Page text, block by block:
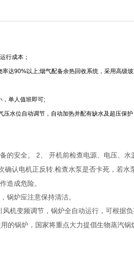
行成本；
率达90%以上;烟气配备余热回收系统，采用高级
，单人值班即可;
水位自动调节，自动加热并配有缺水及超压保护
的安全。 2、 开机前检查电源、电压、
确认电机正反转.检查水泵是否卡死，若水
造成危险。
锅炉应注意保持清洁。
机变频调节，锅炉全自动运行，可根据
的锅炉，国家将重点大力提倡生物蒸汽